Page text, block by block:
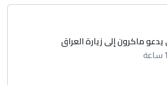
يدعو ماكرون إلى زيارة العراق